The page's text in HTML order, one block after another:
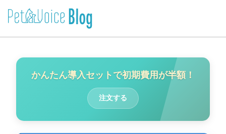
かんたん導入セットで初期費用が半額！
注文する